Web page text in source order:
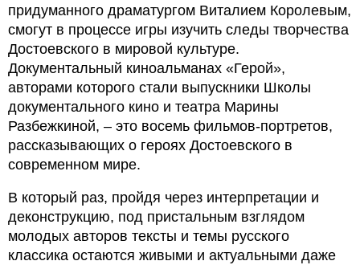
придуманного драматургом Виталием Королевым,
смогут в процессе игры изучить следы творчества
Достоевского в мировой культуре.
Документальный киноальманах «Герой»,
авторами которого стали выпускники Школы
документального кино и театра Марины
Разбежкиной, – это восемь фильмов-портретов,
рассказывающих о героях Достоевского в
современном мире.
В который раз, пройдя через интерпретации и
деконструкцию, под пристальным взглядом
молодых авторов тексты и темы русского
классика остаются живыми и актуальными даже